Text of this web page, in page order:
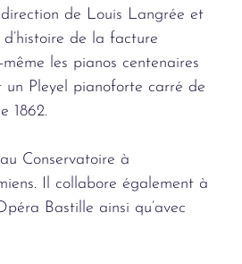
de Louis Langrée et
d’histoire de la facture
les pianos centenaires
un Pleyel pianoforte carré de
1862.
Conservatoire à
Il collabore également à
Bastille ainsi qu’avec